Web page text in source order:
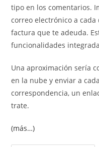
tipo en los comentarios.
correo electrónico a
factura que te adeuda.
funcionalidades
Una aproximación sería
en la nube y enviar a
correspondencia, un
trate.
(más…)